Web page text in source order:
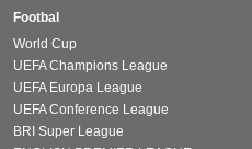
Footbal
World Cup
UEFA Champions League
UEFA Europa League
UEFA Conference League
BRI Super League